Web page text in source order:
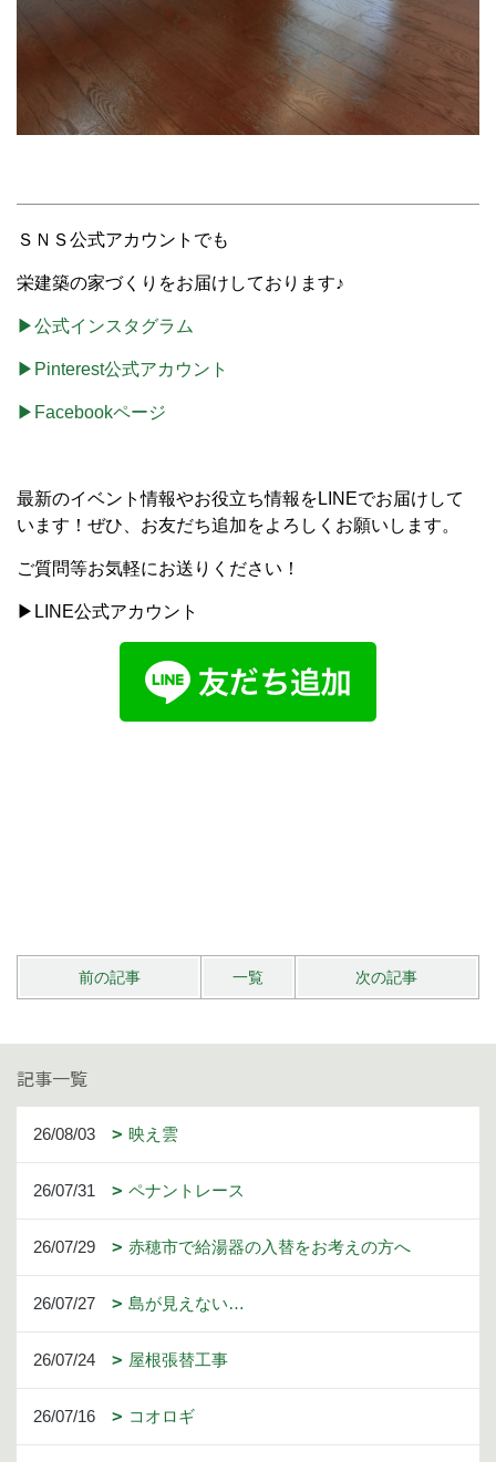
ＳＮＳ公式アカウントでも
栄建築の家づくりをお届けしております♪
▶公式インスタグラム
▶Pinterest公式アカウント
▶Facebookページ
最新のイベント情報やお役立ち情報をLINEでお届けして
います！ぜひ、お友だち追加をよろしくお願いします。
ご質問等お気軽にお送りください！
▶LINE公式アカウント
前の記事 一覧 次の記事
記事一覧
26/08/03 映え雲
26/07/31 ペナントレース
26/07/29 赤穂市で給湯器の入替をお考えの方へ
26/07/27 島が見えない…
26/07/24 屋根張替工事
26/07/16 コオロギ